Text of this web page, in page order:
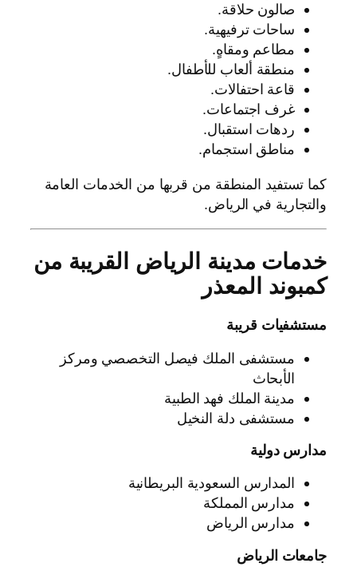
صالون حلاقة.
ساحات ترفيهية.
مطاعم ومقاهٍ.
منطقة ألعاب للأطفال.
قاعة احتفالات.
غرف اجتماعات.
ردهات استقبال.
مناطق استجمام.
كما تستفيد المنطقة من قربها من الخدمات العامة
والتجارية في الرياض.
خدمات مدينة الرياض القريبة من
كمبوند المعذر
مستشفيات قريبة
مستشفى الملك فيصل التخصصي ومركز
الأبحاث
مدينة الملك فهد الطبية
مستشفى دلة النخيل
مدارس دولية
المدارس السعودية البريطانية
مدارس المملكة
مدارس الرياض
جامعات الرياض